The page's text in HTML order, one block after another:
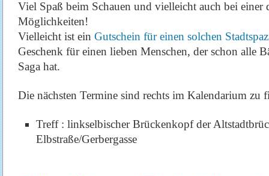
Viel Spaß beim Schauen und vielleicht auch bei einer
Möglichkeiten!
Vielleicht ist ein Gutschein für einen solchen
Geschenk für einen lieben Menschen, der schon alle
Saga hat.
Die nächsten Termine sind rechts im Kalendarium zu
Treff : linkselbischer Brückenkopf der
Elbstraße/Gerbergasse